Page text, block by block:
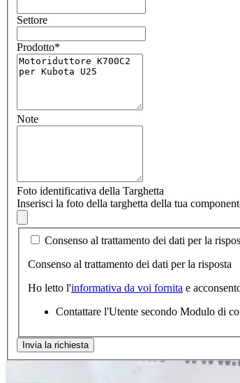
Settore
Prodotto*
Note
Foto identificativa della Targhetta
Inserisci la foto della targhetta della tua
Consenso al trattamento dei dati per la
Consenso al trattamento dei dati per la risposta
Ho letto l'informativa da voi fornita e
Contattare l'Utente secondo Modulo di